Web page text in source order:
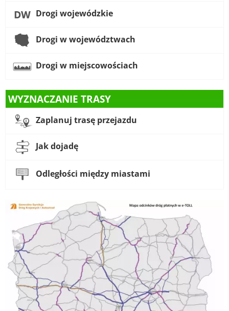
Drogi wojewódzkie
Drogi w województwach
Drogi w miejscowościach
WYZNACZANIE TRASY
Zaplanuj trasę przejazdu
Jak dojadę
Odległości między miastami